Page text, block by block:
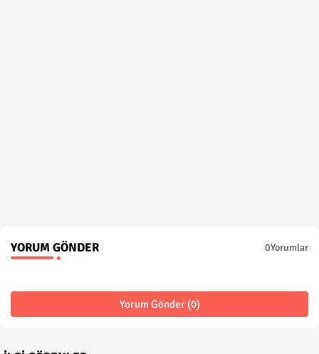
YORUM GÖNDER 0Yorumlar
Yorum Gönder (0)